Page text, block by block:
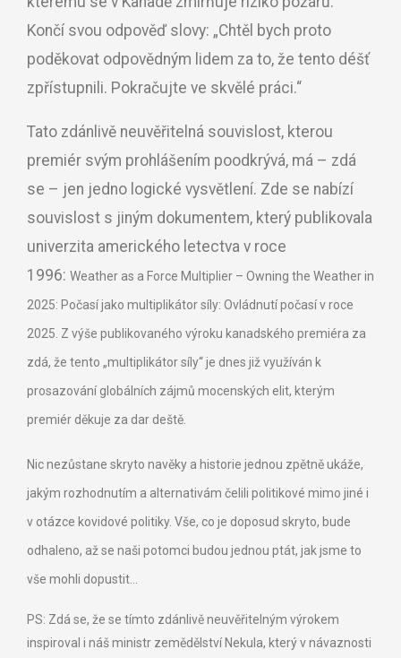
Končí svou odpověď slovy: „Chtěl bych proto
poděkovat odpovědným lidem za to, že tento déšť
zpřístupnili. Pokračujte ve skvělé práci.“
Tato zdánlivě neuvěřitelná souvislost, kterou
premiér svým prohlášením poodkrývá, má – zdá
se – jen jedno logické vysvětlení. Zde se nabízí
souvislost s jiným dokumentem, který publikovala
univerzita amerického letectva v roce
1996: Weather as a Force Multiplier – Owning the Weather in
2025: Počasí jako multiplikátor síly: Ovládnutí počasí v roce
2025. Z výše publikovaného výroku kanadského premiéra za
zdá, že tento „multiplikátor síly“ je dnes již využíván k
prosazování globálních zájmů mocenských elit, kterým
premiér děkuje za dar deště.
Nic nezůstane skryto navěky a historie jednou zpětně ukáže,
jakým rozhodnutím a alternativám čelili politikové mimo jiné i
v otázce kovidové politiky. Vše, co je doposud skryto, bude
odhaleno, až se naši potomci budou jednou ptát, jak jsme to
vše mohli dopustit…
PS: Zdá se, že se tímto zdánlivě neuvěřitelným výrokem
inspiroval i náš ministr zemědělství Nekula, který v návaznosti